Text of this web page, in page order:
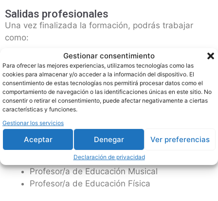
Gestionar consentimiento
Para ofrecer las mejores experiencias, utilizamos tecnologías como las
cookies para almacenar y/o acceder a la información del dispositivo. El
consentimiento de estas tecnologías nos permitirá procesar datos como el
comportamiento de navegación o las identificaciones únicas en este sitio. No
consentir o retirar el consentimiento, puede afectar negativamente a ciertas
características y funciones.
Gestionar los servicios
Aceptar Denegar Ver preferencias
Declaración de privacidad
Salidas profesionales
Una vez finalizada la formación, podrás trabajar
como:
Educador/a de Infancia
Monitor/a de Actividades Infantiles
Profesor/a de Guardería
Animador/a Socioeducativo/a
Educador/a de Párvulos
Monitor/a de Educación Infantil
Monitor/a de Atletismo Infantil
Técnico/a en Educación Infantil
Profesor/a de Educación Especial
Profesor/a de Educación Musical
Profesor/a de Educación Física